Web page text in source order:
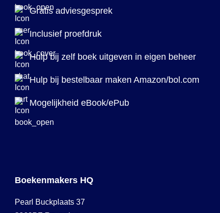
Gratis adviesgesprek
Inclusief proefdruk
Hulp bij zelf boek uitgeven in eigen beheer
Hulp bij bestelbaar maken Amazon/bol.com
Mogelijkheid eBook/ePub
Boekenmakers HQ
Pearl Buckplaats 37